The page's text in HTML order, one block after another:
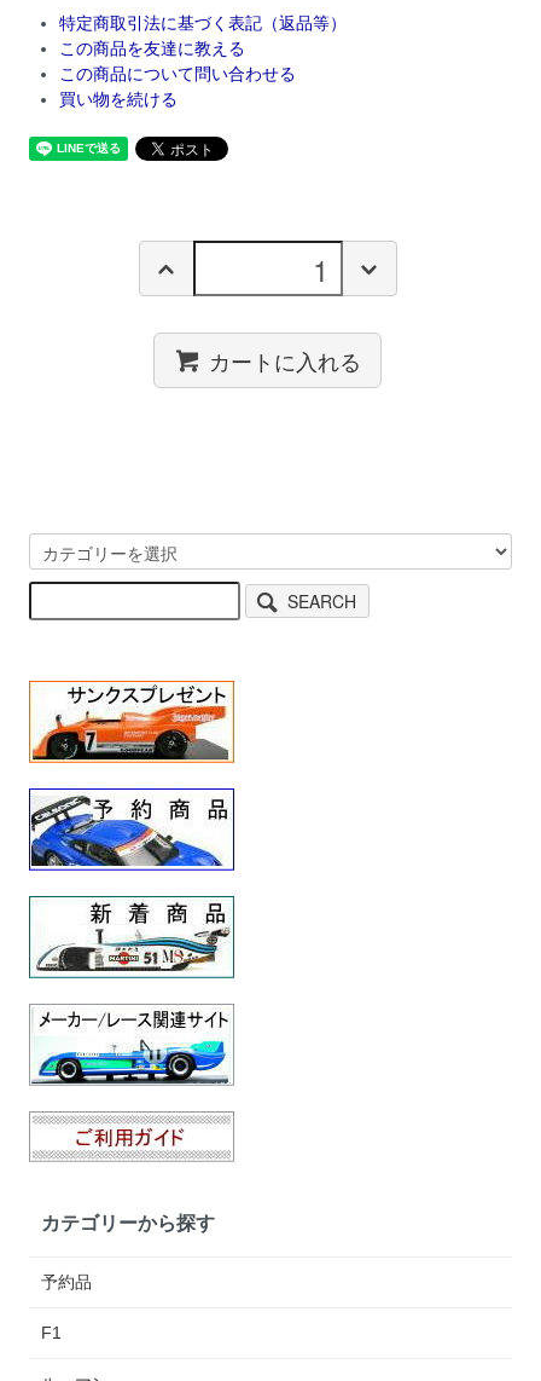
特定商取引法に基づく表記（返品等）
この商品を友達に教える
この商品について問い合わせる
買い物を続ける
カートに入れる
SEARCH
カテゴリーから探す
予約品
F1